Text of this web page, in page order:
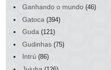
Ganhando o mundo (46)
Gatoca (394)
Guda (121)
Gudinhas (75)
Intrú (86)